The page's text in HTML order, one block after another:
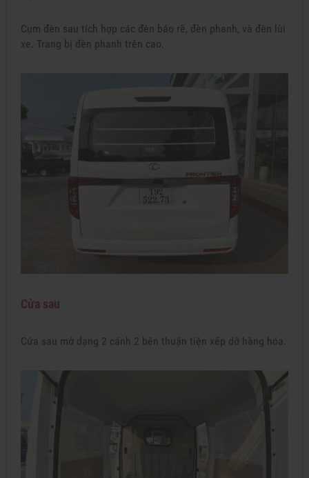
Cụm đèn sau tích hợp các đèn báo rẽ, đèn phanh, và đèn lùi
xe. Trang bị đèn phanh trên cao.
Cửa sau
Cửa sau mở dạng 2 cánh 2 bên thuận tiện xếp dỡ hàng hóa.